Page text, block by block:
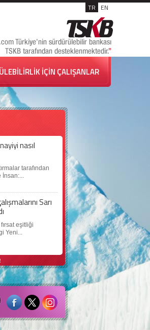
TR EN
İÇİN ÇALIŞANLAR
nasıl
tarafından
İnsan:...
Sarı
eşitliği
Yeni...